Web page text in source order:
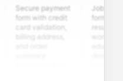
Secure payment
form with credit
card validation,
Job
form with
resume